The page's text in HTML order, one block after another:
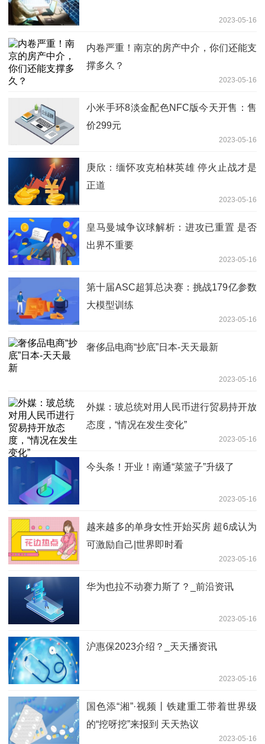
2023-05-16
内卷严重！南京的房产中介，你们还能支
撑多久？
2023-05-16
小米手环8淡金配色NFC版今天开售：售
价299元
2023-05-16
庚欣：缅怀攻克柏林英雄 停火止战才是
正道
2023-05-16
皇马曼城争议球解析：进攻已重置 是否
出界不重要
2023-05-16
第十届ASC超算总决赛：挑战179亿参数
大模型训练
2023-05-16
奢侈品电商“抄底”日本-天天最新
2023-05-16
外媒：玻总统对用人民币进行贸易持开放
态度，“情况在发生变化”
2023-05-16
今头条！开业！南通“菜篮子”升级了
2023-05-16
越来越多的单身女性开始买房 超6成认为
可激励自己|世界即时看
2023-05-16
华为也拉不动赛力斯了？_前沿资讯
2023-05-16
沪惠保2023介绍？_天天播资讯
2023-05-16
国色添“湘”·视频丨铁建重工带着世界级
的“挖呀挖”来报到 天天热议
2023-05-16